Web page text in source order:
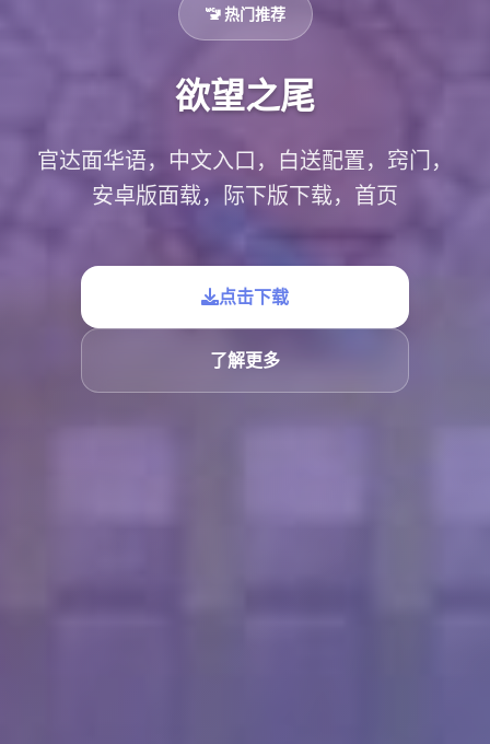
🚾 热门推荐
欲望之尾
官达面华语，中文入口，白送配置，窍门，
安卓版面载，际下版下载，首页
点击下载
了解更多